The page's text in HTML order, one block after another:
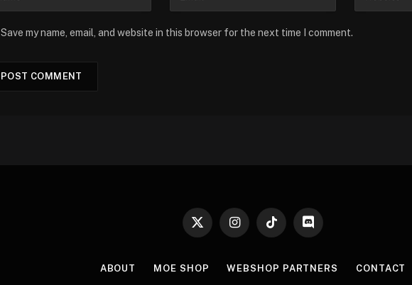
Save my name, email, and website in this browser for the next time I comment.
X
InstagramTikTok Discord
ABOUT MOE SHOP WEBSHOP PARTNERS CONTACT